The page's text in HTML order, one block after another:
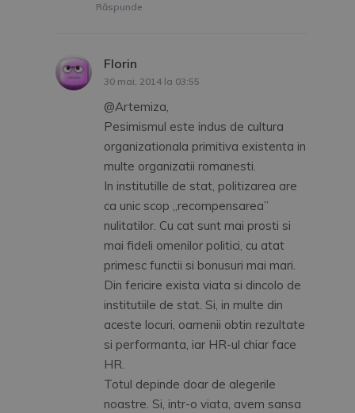
Răspunde
Florin
30 mai, 2014 la 03:55
@Artemiza,
Pesimismul este indus de cultura
organizationala primitiva existenta in
multe organizatii romanesti.
In institutille de stat, politizarea are
ca unic scop „recompensarea”
nulitatilor. Cu cat sunt mai prosti si
mai fideli omenilor politici, cu atat
primesc functii si bonusuri mai mari.
Din fericire exista viata si dincolo de
institutiile de stat. Si, in multe din
aceste locuri, oamenii obtin rezultate
si performanta, iar HR-ul chiar face
HR.
Totul depinde doar de alegerile
noastre. Si, intr-o viata, avem sansa